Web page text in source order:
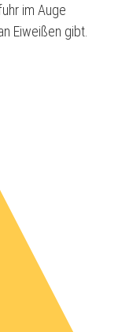
im Auge
Eiweißen gibt.